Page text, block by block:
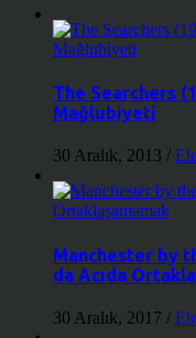
The Searchers
Mağlubiyeti
30 Aralık, 2013 /
Manchester by
da Acıda
30 Aralık, 2017 /